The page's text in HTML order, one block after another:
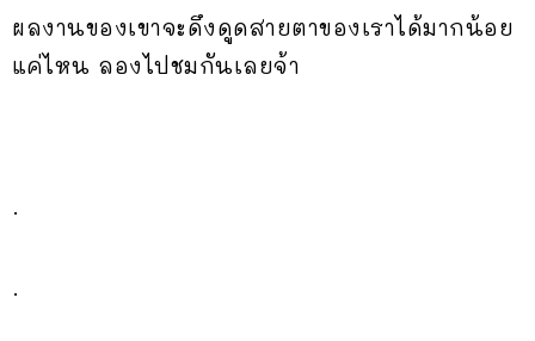
ผลงานของเขาจะดึงดูดสายตาของเราได้มากน้อย
แค่ไหน ลองไปชมกันเลยจ้า
.
.